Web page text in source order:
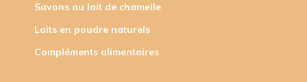
Savons au lait de chamelle
Laits en poudre naturels
Compléments alimentaires